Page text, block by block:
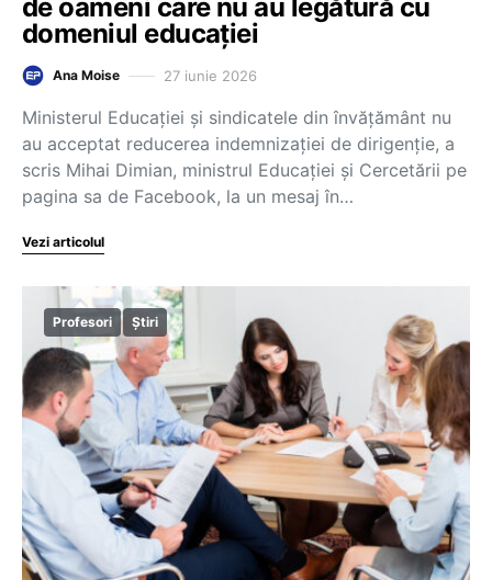
de oameni care nu au legătură cu
domeniul educației
Ana Moise 27 iunie 2026
Ministerul Educației și sindicatele din învățământ nu
au acceptat reducerea indemnizației de dirigenție, a
scris Mihai Dimian, ministrul Educației și Cercetării pe
pagina sa de Facebook, la un mesaj în…
Vezi articolul
Profesori Știri